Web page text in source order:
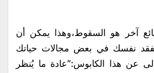
آخر هو السقوط،وهذا يمكن أن
نفسك في بعض مجالات حياتك
عن هذا الكابوس:”عادة ما يُنظر